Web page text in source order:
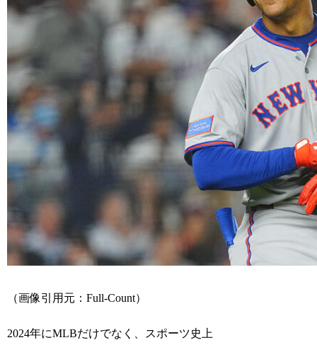
（画像引用元：Full-Count）
2024年にMLBだけでなく、スポーツ史上